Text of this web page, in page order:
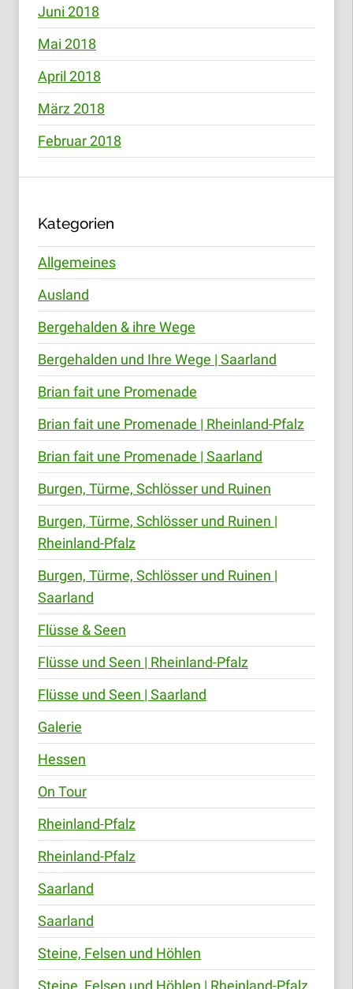
Juni 2018
Mai 2018
April 2018
März 2018
Februar 2018
Kategorien
Allgemeines
Ausland
Bergehalden & ihre Wege
Bergehalden und Ihre Wege | Saarland
Brian fait une Promenade
Brian fait une Promenade | Rheinland-Pfalz
Brian fait une Promenade | Saarland
Burgen, Türme, Schlösser und Ruinen
Burgen, Türme, Schlösser und Ruinen |
Rheinland-Pfalz
Burgen, Türme, Schlösser und Ruinen |
Saarland
Flüsse & Seen
Flüsse und Seen | Rheinland-Pfalz
Flüsse und Seen | Saarland
Galerie
Hessen
On Tour
Rheinland-Pfalz
Rheinland-Pfalz
Saarland
Saarland
Steine, Felsen und Höhlen